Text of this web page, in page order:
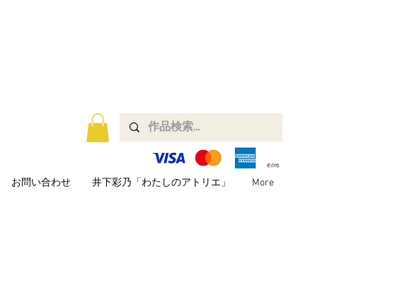
お問い合わせ 井下彩乃「わたしのアトリエ」 More